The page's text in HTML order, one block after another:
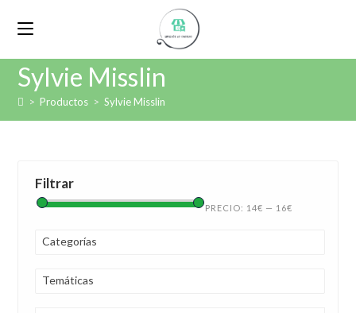
Sylvie Misslin
> Productos > Sylvie Misslin
Filtrar
PRECIO: 14€ — 16€
Categorías
Temáticas